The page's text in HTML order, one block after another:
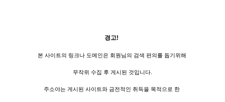
경고!
본 사이트의 링크나 도메인은 회원님의 검색 편의를 돕기위해
무작위 수집 후 게시된 것입니다.
주소야는 게시된 사이트와 금전적인 취득을 목적으로 한